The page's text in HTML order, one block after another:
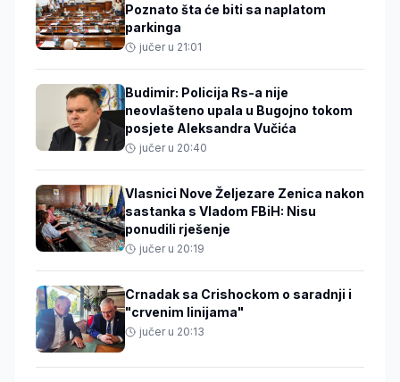
Poznato šta će biti sa naplatom
parkinga
jučer u 21:01
Budimir: Policija Rs-a nije
neovlašteno upala u Bugojno tokom
posjete Aleksandra Vučića
jučer u 20:40
Vlasnici Nove Željezare Zenica nakon
sastanka s Vladom FBiH: Nisu
ponudili rješenje
jučer u 20:19
Crnadak sa Crishockom o saradnji i
"crvenim linijama"
jučer u 20:13